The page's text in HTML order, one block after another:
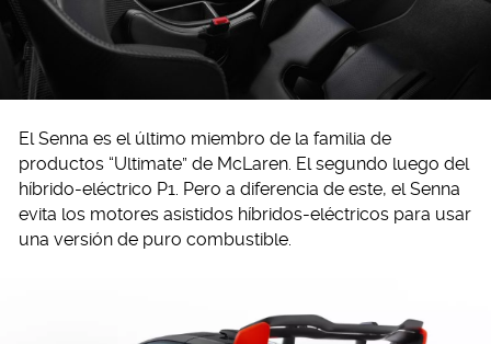
El Senna es el último miembro de la familia de
productos “Ultimate” de McLaren. El segundo luego del
híbrido-eléctrico P1. Pero a diferencia de este, el Senna
evita los motores asistidos híbridos-eléctricos para usar
una versión de puro combustible.